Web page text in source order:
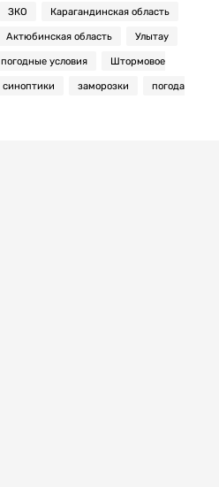
ЗКО Карагандинская область
Актюбинская область Улытау
погодные условия Штормовое
синоптики заморозки погода